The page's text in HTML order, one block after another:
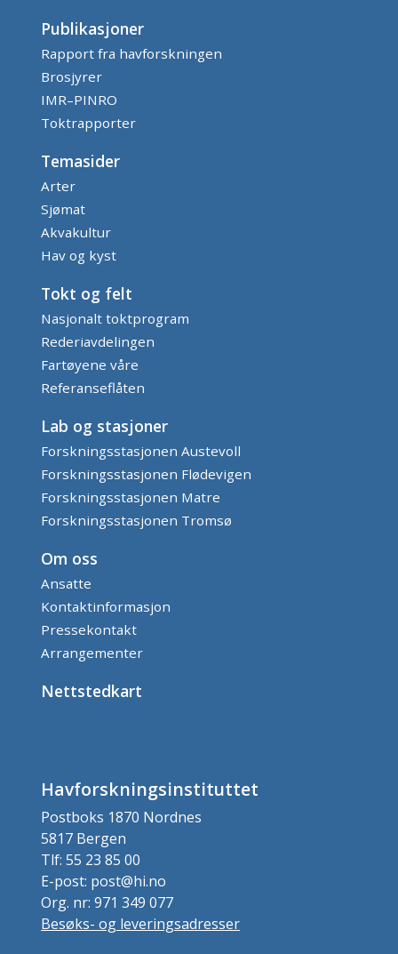
Publikasjoner
Rapport fra havforskningen
Brosjyrer
IMR–PINRO
Toktrapporter
Temasider
Arter
Sjømat
Akvakultur
Hav og kyst
Tokt og felt
Nasjonalt toktprogram
Rederiavdelingen
Fartøyene våre
Referanseflåten
Lab og stasjoner
Forskningsstasjonen Austevoll
Forskningsstasjonen Flødevigen
Forskningsstasjonen Matre
Forskningsstasjonen Tromsø
Om oss
Ansatte
Kontaktinformasjon
Pressekontakt
Arrangementer
Nettstedkart
Havforskningsinstituttet
Postboks 1870 Nordnes
5817 Bergen
Tlf: 55 23 85 00
E-post: post@hi.no
Org. nr: 971 349 077
Besøks- og leveringsadresser